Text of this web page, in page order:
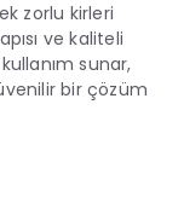
zorlu kirleri
ve kaliteli
sunar,
bir çözüm